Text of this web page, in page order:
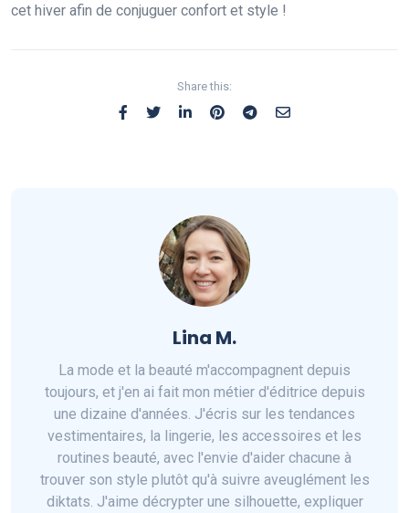
cet hiver afin de conjuguer confort et style !
Share this:
Lina M.
La mode et la beauté m'accompagnent depuis
toujours, et j'en ai fait mon métier d'éditrice depuis
une dizaine d'années. J'écris sur les tendances
vestimentaires, la lingerie, les accessoires et les
routines beauté, avec l'envie d'aider chacune à
trouver son style plutôt qu'à suivre aveuglément les
diktats. J'aime décrypter une silhouette, expliquer